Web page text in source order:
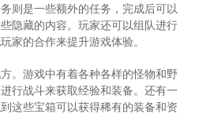
则是一些额外的任务，完成后可以
隐藏的内容。玩家还可以组队进行
家的合作来提升游戏体验。
。游戏中有着各种各样的怪物和野
行战斗来获取经验和装备。还有一
这些宝箱可以获得稀有的装备和资